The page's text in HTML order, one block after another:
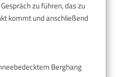
zu führen, das zu
kommt und anschließend